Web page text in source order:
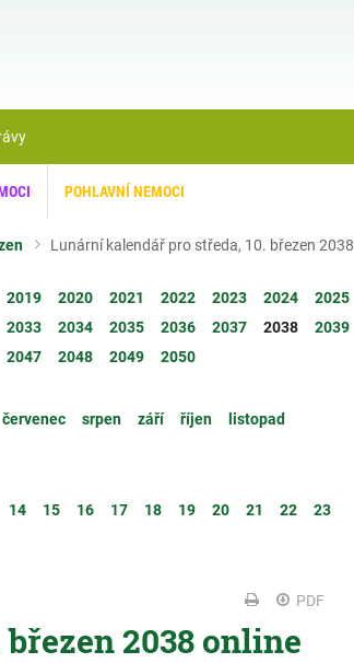
POHLAVNÍ NEMOCI
Lunární kalendář pro středa, 10. březen 2038
2019 2020 2021 2022 2023 2024
2025
2033 2034 2035 2036 2037 2038
2039
2047 2048 2049 2050
červenec srpen září říjen
listopad
14 15 16 17 18 19 20 21 22
23
PDF
2038 online